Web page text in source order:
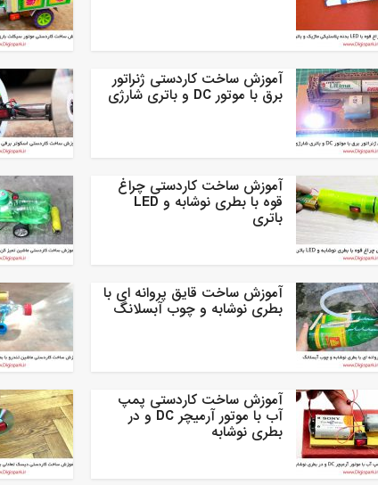
آموزش ساخت کاردستی ژنراتور
برق با موتور DC و باتری شارژی
آموزش ساخت کاردستی چراغ
قوه با بطری نوشابه و LED
باتری
آموزش ساخت قایق پروانه ای با
بطری نوشابه و چوب آبسلانگ
آموزش ساخت کاردستی پمپ
آب با موتور آرمیچر DC و در
بطری نوشابه